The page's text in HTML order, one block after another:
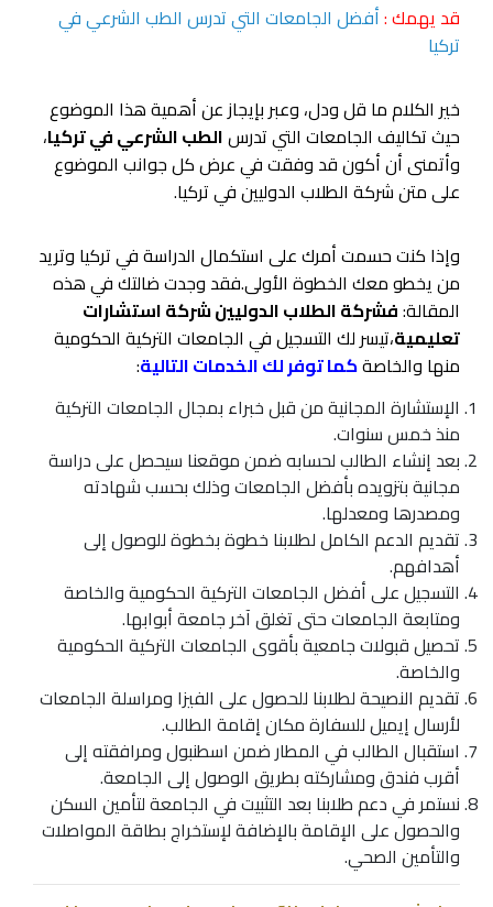
قد يهمك :أفضل الجامعات التي تدرس الطب الشرعي في
تركيا
خير الكلام ما قل ودل، وعبر بإيجاز عن أهمية هذا الموضوع
حيث تكاليف الجامعات التي تدرسالطب الشرعي في تركيا،
وأتمنى أن أكون قد وفقت في عرض كل جوانب الموضوع
على متن شركة الطلاب الدوليين في تركيا.
وإذا كنت حسمت أمرك على استكمال الدراسة في تركيا وتريد
من يخطو معك الخطوة الأولى.فقد وجدت ضالتك في هذه
المقالة:فشركة الطلاب الدوليين شركة استشارات
تعليمية،تيسر لك التسجيل في الجامعات التركية الحكومية
منها والخاصةكما توفر لك الخدمات التالية:
الإستشارة المجانية من قبل خبراء بمجال الجامعات التركية
منذ خمس سنوات.
بعد إنشاء الطالب لحسابه ضمن موقعنا سيحصل على دراسة
مجانية بتزويده بأفضل الجامعات وذلك بحسب شهادته
ومصدرها ومعدلها.
تقديم الدعم الكامل لطلابنا خطوة بخطوة للوصول إلى
أهدافهم.
التسجيل على أفضل الجامعات التركية الحكومية والخاصة
ومتابعة الجامعات حتى تغلق آخر جامعة أبوابها.
تحصيل قبولات جامعية بأقوى الجامعات التركية الحكومية
والخاصة.
تقديم النصيحة لطلابنا للحصول على الفيزا ومراسلة الجامعات
لأرسال إيميل للسفارة مكان إقامة الطالب.
استقبال الطالب في المطار ضمن اسطنبول ومرافقته إلى
أقرب فندق ومشاركته بطريق الوصول إلى الجامعة.
نستمر في دعم طلابنا بعد التثبيت في الجامعة لتأمين السكن
والحصول على الإقامة بالإضافة لإستخراج بطاقة المواصلات
والتأمين الصحي.